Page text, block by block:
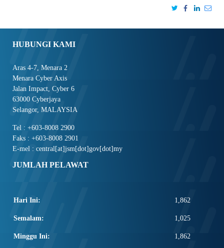
HUBUNGI KAMI
Aras 4-7, Menara 2
Menara Cyber Axis
Jalan Impact, Cyber 6
63000 Cyberjaya
Selangor, MALAYSIA
Tel : +603-8008 2900
Faks : +603-8008 2901
E-mel : central[at]jsm[dot]gov[dot]my
JUMLAH PELAWAT
Hari Ini: 1,862
Semalam: 1,025
Minggu Ini: 1,862